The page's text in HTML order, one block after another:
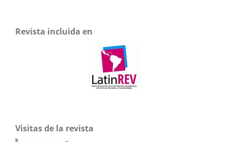
Revista incluida en
Visitas de la revista